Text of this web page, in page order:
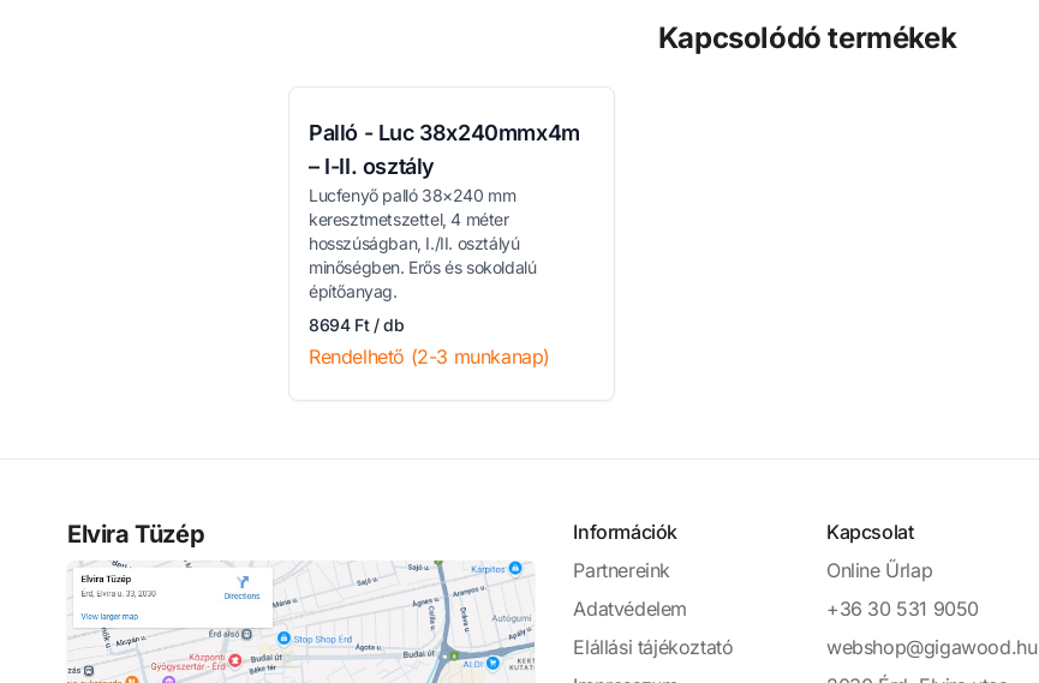
Kapcsolódó termékek
Palló - Luc 38x240mmx4m
– I-II. osztály
Lucfenyő palló 38×240 mm
keresztmetszettel, 4 méter
hosszúságban, I./II. osztályú
minőségben. Erős és sokoldalú
építőanyag.
8694 Ft / db
Rendelhető (2-3 munkanap)
Elvira Tüzép
Információk
Partnereink
Adatvédelem
Elállási tájékoztató
Kapcsolat
Online Űrlap
+36 30 531 9050
webshop@gigawood.hu